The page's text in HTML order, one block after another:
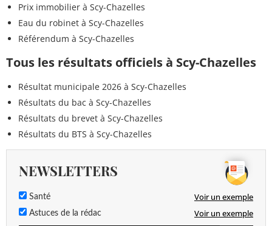
Prix immobilier à Scy-Chazelles
Eau du robinet à Scy-Chazelles
Référendum à Scy-Chazelles
Tous les résultats officiels à Scy-Chazelles
Résultat municipale 2026 à Scy-Chazelles
Résultats du bac à Scy-Chazelles
Résultats du brevet à Scy-Chazelles
Résultats du BTS à Scy-Chazelles
NEWSLETTERS
Santé Voir un exemple
Astuces de la rédac Voir un exemple